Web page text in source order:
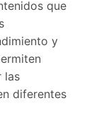
que
y
las
diferentes